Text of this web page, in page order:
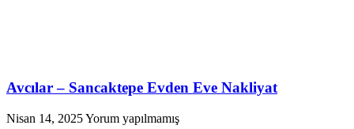
Avcılar – Sancaktepe Evden Eve Nakliyat
Nisan 14, 2025Yorum yapılmamış